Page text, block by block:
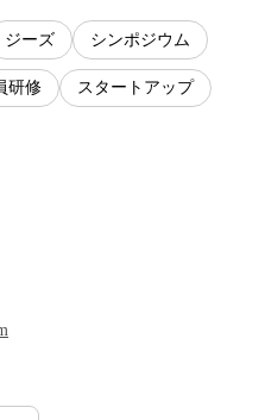
ジーズ シンポジウム
研修 スタートアップ